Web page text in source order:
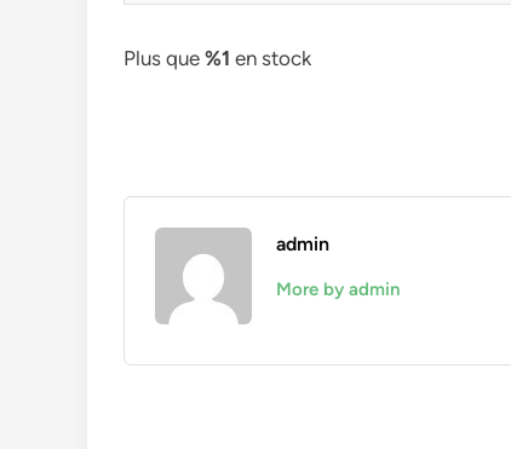
Plus que %1 en stock
admin
More by admin